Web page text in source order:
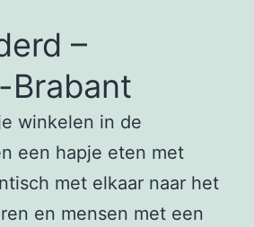
–
Brabant
winkelen in de
een hapje eten met
met elkaar naar het
en mensen met een